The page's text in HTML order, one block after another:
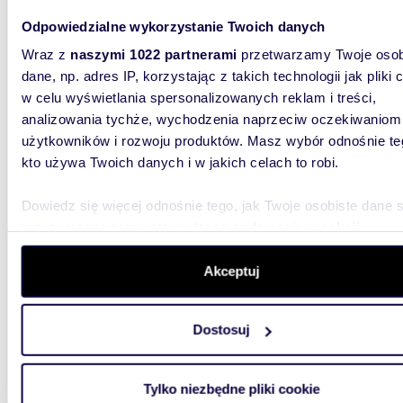
Odpowiedzialne wykorzystanie Twoich danych
Wraz z naszymi 1022 partnerami przetwarzamy Twoje
dane, np. adres IP, korzystając z takich technologii jak pliki
w celu wyświetlania spersonalizowanych reklam i treści,
analizowania tychże, wychodzenia naprzeciw oczekiwaniom
użytkowników i rozwoju produktów. Masz wybór odnośnie
kto używa Twoich danych i w jakich celach to robi.
Dowiedz się więcej odnośnie tego, jak Twoje osobiste dane
szczegółów. W Deklaracji plików cookie możesz zmienić
wycofać swoją zgodę w dowolnej chwili.
aby oferować funkcje społecznościowe i analizować ruch w
witrynie. Informacje o tym, jak korzystasz z naszej witryny,
analitycznym. Partnerzy mogą połączyć te informacje z
Akceptuj
Dostosuj
Tylko niezbędne pliki cookie
40m2
Lokal usługowy 40 m2 w centrum Ełku - idealny
na
Do
w